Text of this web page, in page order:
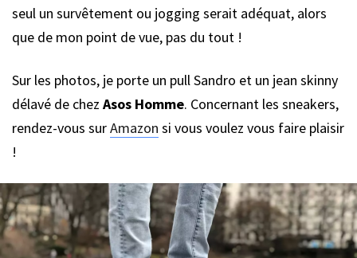
seul un survêtement ou jogging serait adéquat, alors
que de mon point de vue, pas du tout !
Sur les photos, je porte un pull Sandro et un jean skinny
délavé de chez Asos Homme. Concernant les sneakers,
rendez-vous surAmazon si vous voulez vous faire plaisir
!